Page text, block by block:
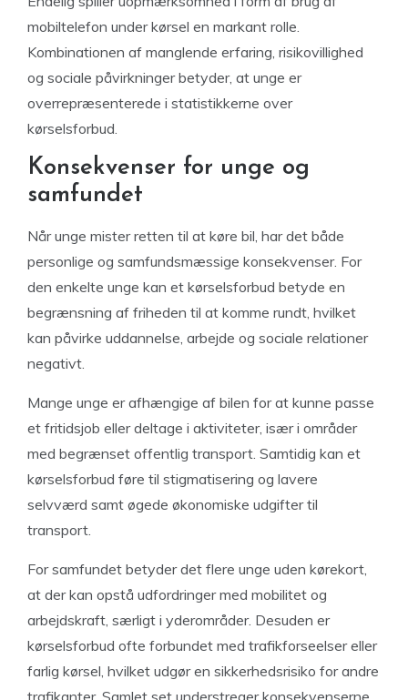
mobiltelefon under kørsel en markant rolle.
Kombinationen af manglende erfaring, risikovillighed
og sociale påvirkninger betyder, at unge er
overrepræsenterede i statistikkerne over
kørselsforbud.
Konsekvenser for unge og
samfundet
Når unge mister retten til at køre bil, har det både
personlige og samfundsmæssige konsekvenser. For
den enkelte unge kan et kørselsforbud betyde en
begrænsning af friheden til at komme rundt, hvilket
kan påvirke uddannelse, arbejde og sociale relationer
negativt.
Mange unge er afhængige af bilen for at kunne passe
et fritidsjob eller deltage i aktiviteter, især i områder
med begrænset offentlig transport. Samtidig kan et
kørselsforbud føre til stigmatisering og lavere
selvværd samt øgede økonomiske udgifter til
transport.
For samfundet betyder det flere unge uden kørekort,
at der kan opstå udfordringer med mobilitet og
arbejdskraft, særligt i yderområder. Desuden er
kørselsforbud ofte forbundet med trafikforseelser eller
farlig kørsel, hvilket udgør en sikkerhedsrisiko for andre
trafikanter. Samlet set understreger konsekvenserne